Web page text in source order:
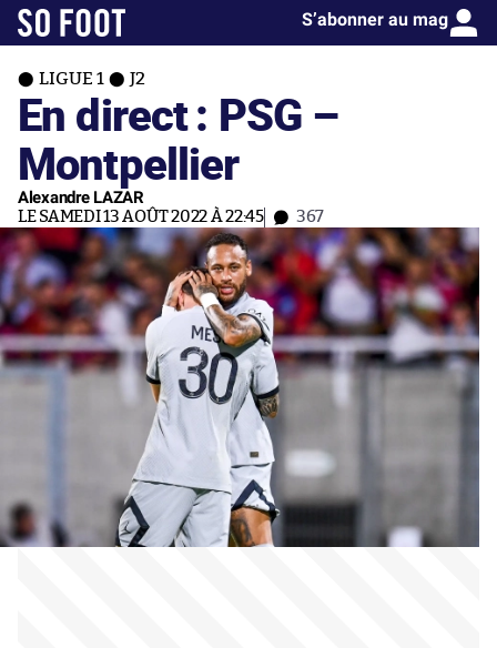
S’abonner au mag
LIGUE 1 J2
En direct : PSG –
Montpellier
Alexandre LAZAR
LE SAMEDI 13 AOÛT 2022 À 22:45 367